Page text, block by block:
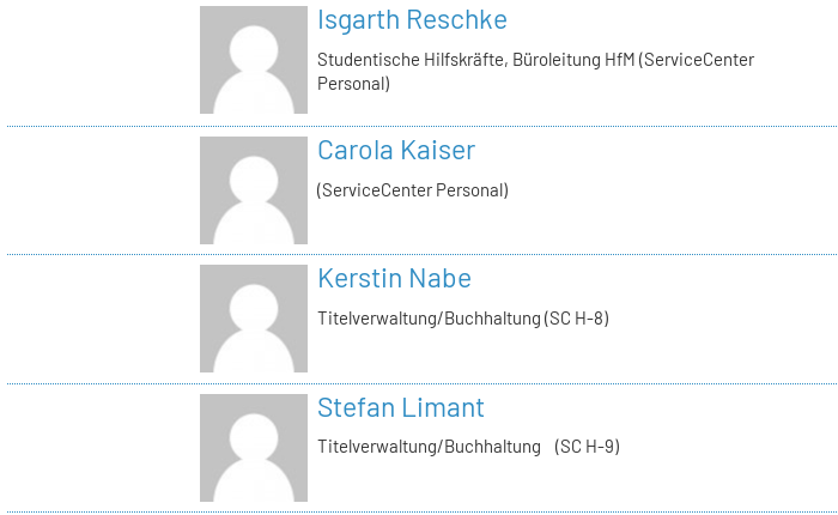
Isgarth Reschke
Studentische Hilfskräfte, Büroleitung HfM (ServiceCenter
Personal)
Carola Kaiser
(ServiceCenter Personal)
Kerstin Nabe
Titelverwaltung/Buchhaltung (SC H-8)
Stefan Limant
Titelverwaltung/Buchhaltung (SC H-9)